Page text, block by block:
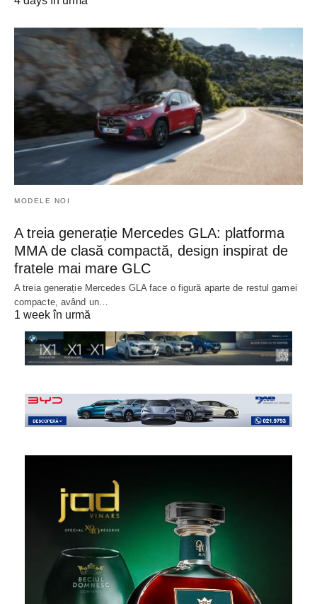
MODELE NOI
A treia generație Mercedes GLA: platforma
MMA de clasă compactă, design inspirat de
fratele mai mare GLC
A treia generație Mercedes GLA face o figură aparte de restul gamei
compacte, având un…
1 week în urmă